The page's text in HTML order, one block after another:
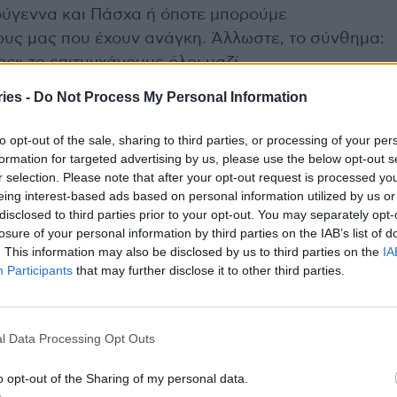
- Do Not Process My Personal Information
opt-out of the sale, sharing to third parties, or processing of your
for targeted advertising by us, please use the below opt-out
selection. Please note that after your opt-out request is processed
interest-based ads based on personal information utilized by us
to third parties prior to your opt-out. You may separately
of your personal information by third parties on the IAB’s list of
This information may also be disclosed by us to third parties on the
Participants that may further disclose it to other third parties.
Data Processing Opt Outs
opt-out of the Sharing of my personal data.
και Πάσχα ή όποτε μπορούμε
μας που έχουν ανάγκη. Άλλωστε, το σύνθημα:
το επιτυγχάνουμε όλοι μαζί.
και μέσω των δικών του Υπηρεσιών
σε κάθε Πειραιώτη και μας γεμίζει
συνανθρώπους μας που περνάνε
η αλληλεγγύη είναι έννοιες αλληλένδετες με
τον Πρόεδρο της ΚΟ.Δ.Ε.Π. κ. Γιάννη
Δημοτικής Επιχείρησης, που δίνουν
αλληλεγγύης.
και καλό Πάσχα».
Επιχείρησης Πειραιά κ. Ιωάννης